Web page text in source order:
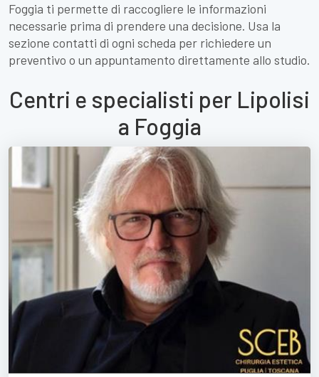
Foggia ti permette di raccogliere le informazioni
necessarie prima di prendere una decisione. Usa la
sezione contatti di ogni scheda per richiedere un
preventivo o un appuntamento direttamente allo studio.
Centri e specialisti per Lipolisi
a Foggia